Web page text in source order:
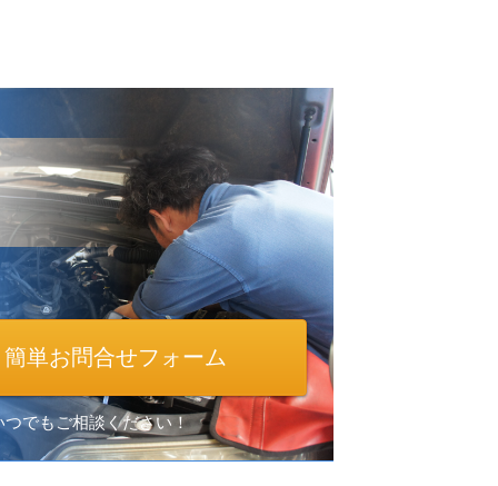
簡単お問合せフォーム
つでもご相談ください！